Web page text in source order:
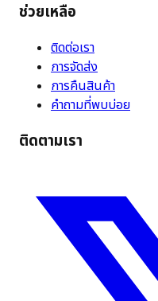
ช่วยเหลือ
ติดต่อเรา
การจัดส่ง
การคืนสินค้า
คำถามที่พบบ่อย
ติดตามเรา